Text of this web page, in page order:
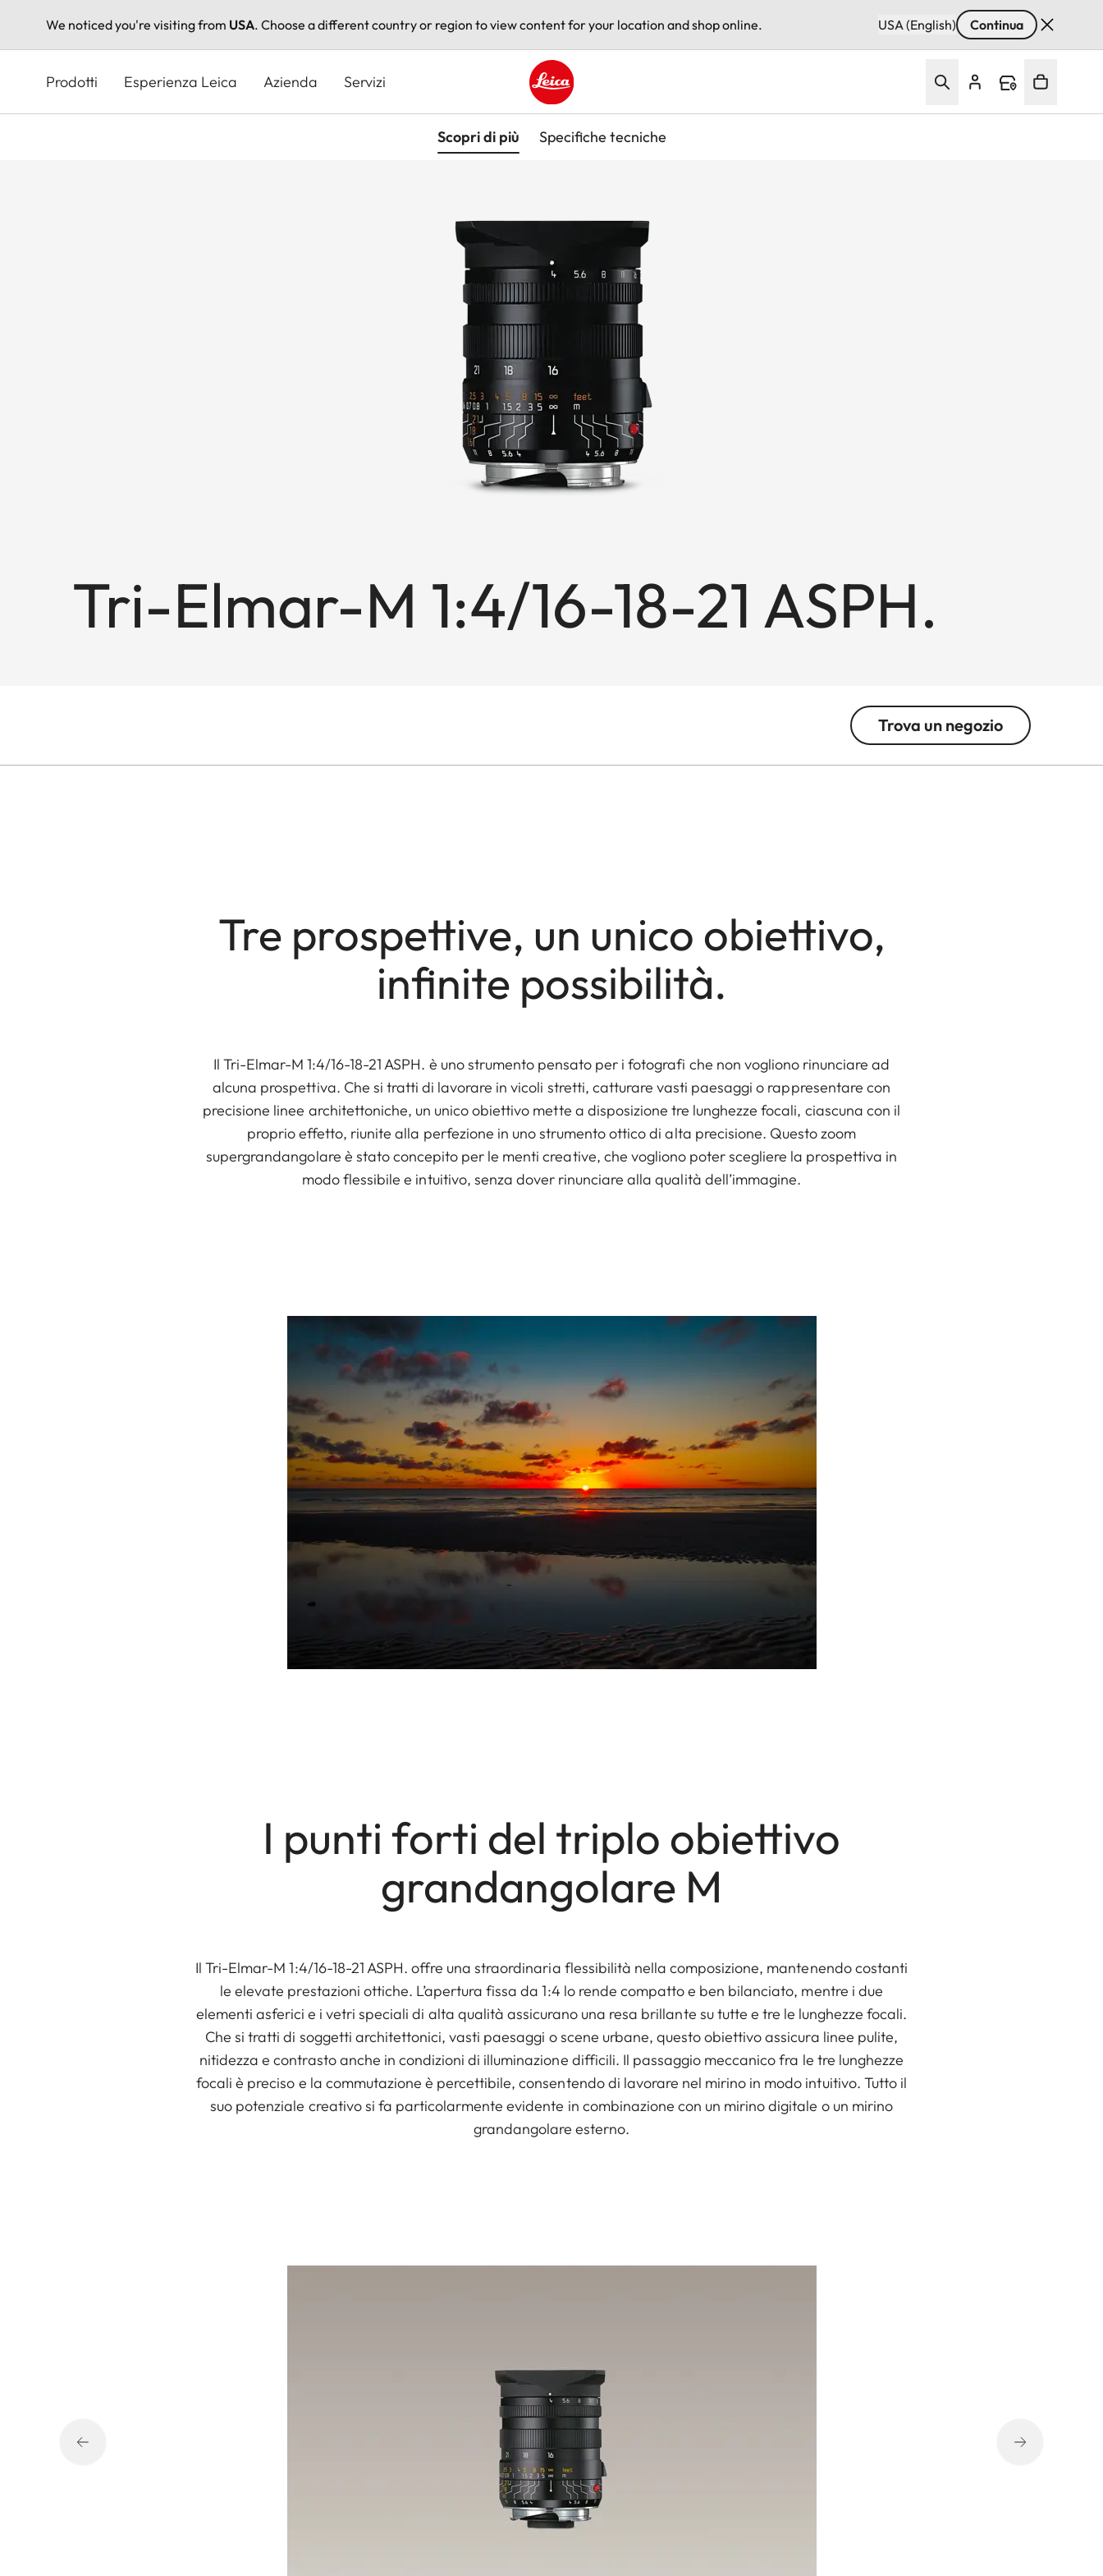
We noticed you're visiting from USA. Choose a different country or region to view content for your location and shop online. USA (English) Continua
principale
Prodotti Esperienza Leica Azienda Servizi
Leica logo - Home
Scopri di più Specifiche tecniche
Tri-Elmar-M 1:4/16-18-21 ASPH.
Trova un negozio
Tre prospettive, un unico obiettivo,
infinite possibilità.
Il Tri-Elmar-M 1:4/16-18-21 ASPH. è uno strumento pensato per i fotografi che non vogliono rinunciare ad
alcuna prospettiva. Che si tratti di lavorare in vicoli stretti, catturare vasti paesaggi o rappresentare con
precisione linee architettoniche, un unico obiettivo mette a disposizione tre lunghezze focali, ciascuna con il
proprio effetto, riunite alla perfezione in uno strumento ottico di alta precisione. Questo zoom
supergrandangolare è stato concepito per le menti creative, che vogliono poter scegliere la prospettiva in
modo flessibile e intuitivo, senza dover rinunciare alla qualità dell’immagine.
I punti forti del triplo obiettivo
grandangolare M
Il Tri-Elmar-M 1:4/16-18-21 ASPH. offre una straordinaria flessibilità nella composizione, mantenendo costanti
le elevate prestazioni ottiche. L’apertura fissa da 1:4 lo rende compatto e ben bilanciato, mentre i due
elementi asferici e i vetri speciali di alta qualità assicurano una resa brillante su tutte e tre le lunghezze focali.
Che si tratti di soggetti architettonici, vasti paesaggi o scene urbane, questo obiettivo assicura linee pulite,
nitidezza e contrasto anche in condizioni di illuminazione difficili. Il passaggio meccanico fra le tre lunghezze
focali è preciso e la commutazione è percettibile, consentendo di lavorare nel mirino in modo intuitivo. Tutto il
suo potenziale creativo si fa particolarmente evidente in combinazione con un mirino digitale o un mirino
grandangolare esterno.